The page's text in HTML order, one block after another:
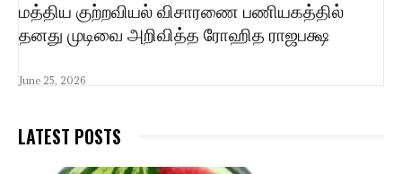
மத்திய குற்றவியல் விசாரணை பணியகத்தில்
தனது முடிவை அறிவித்த ரோஹித ராஜபக்ஷ
June 25, 2026
LATEST POSTS